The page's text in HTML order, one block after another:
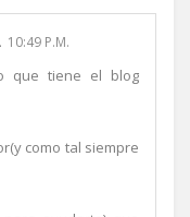
10:49 P.M.
que tiene el blog
como tal siempre